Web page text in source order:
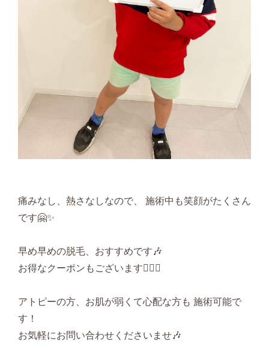
痛みなし、熱さなしなので、 施術中も笑顔がたくさん
です🤗✨
早め早めの脱毛、おすすめです🎶
お得なクーポンもございます🙆🏻‍♀️
アトピーの方、お肌が弱くて心配な方も 施術可能で
す！
お気軽にお問い合わせくださいませ🎶